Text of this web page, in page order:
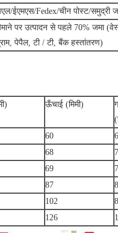
ईएमएस/Fedex/चीन पोस्ट/समुद्री
पर उत्पादन से पहले 70% जमा
पेपैल, टी / टी, बैंक हस्तांतरण)
ऊँचाई (मिमी)
60
68
69
7
87
102
126